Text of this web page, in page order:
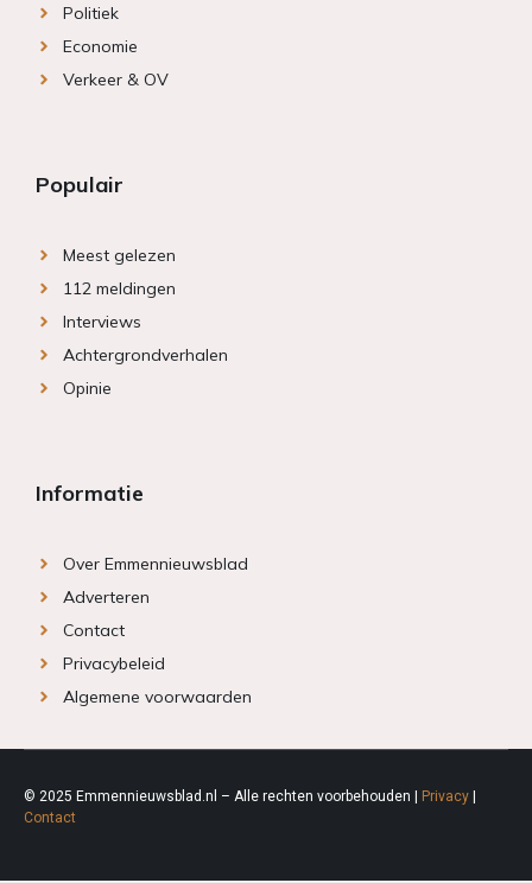
Politiek
Economie
Verkeer & OV
Populair
Meest gelezen
112 meldingen
Interviews
Achtergrondverhalen
Opinie
Informatie
Over Emmennieuwsblad
Adverteren
Contact
Privacybeleid
Algemene voorwaarden
© 2025 Emmennieuwsblad.nl – Alle rechten voorbehouden | Privacy |
Contact